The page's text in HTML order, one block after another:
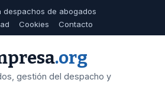
de abogados
Cookies Contacto
.org
gestión del despacho y